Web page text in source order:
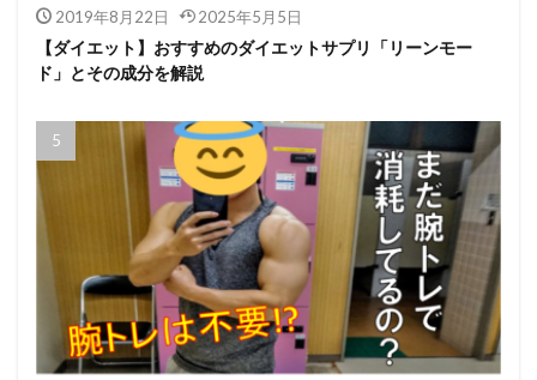
2019年8月22日 2025年5月5日
【ダイエット】おすすめのダイエットサプリ「リーンモー
ド」とその成分を解説